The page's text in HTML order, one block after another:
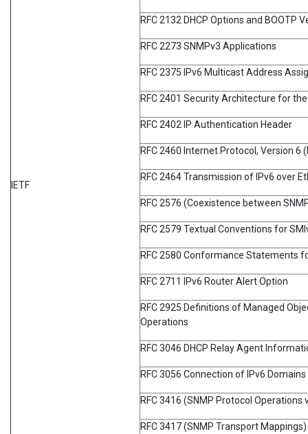
IETF
RFC 2132 DHCP Options and BOOTP
RFC 2273 SNMPv3 Applications
RFC 2375 IPv6 Multicast Address
RFC 2401 Security Architecture for
RFC 2402 IP Authentication Header
RFC 2460 Internet Protocol, Version 6
RFC 2464 Transmission of IPv6 over
RFC 2576 (Coexistence between
RFC 2579 Textual Conventions for
RFC 2580 Conformance Statements
RFC 2711 IPv6 Router Alert Option
RFC 2925 Definitions of Managed
Operations
RFC 3046 DHCP Relay Agent
RFC 3056 Connection of IPv6
RFC 3416 (SNMP Protocol Operations
RFC 3417 (SNMP Transport Mappings)